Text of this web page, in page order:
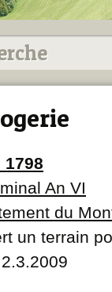
1798
An VI
du
un terrain